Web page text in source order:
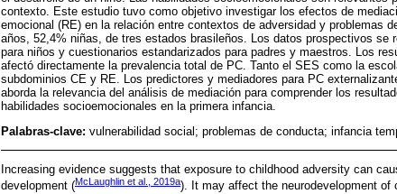
contexto. Este estudio tuvo como objetivo investigar los efectos de
emocional (RE) en la relación entre contextos de adversidad y problemas
años, 52,4% niñas, de tres estados brasileños. Los datos prospectivos se
para niños y cuestionarios estandarizados para padres y maestros. Los
afectó directamente la prevalencia total de PC. Tanto el SES como la
subdominios CE y RE. Los predictores y mediadores para PC
aborda la relevancia del análisis de mediación para comprender los
habilidades socioemocionales en la primera infancia.
Palabras-clave: vulnerabilidad social; problemas de conducta; infancia
Increasing evidence suggests that exposure to childhood adversity can
development (McLaughlin et al., 2019a). It may affect the neurodevelopment